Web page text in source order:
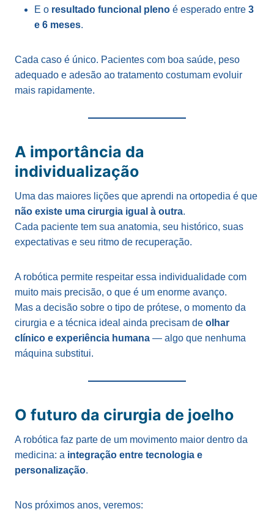
E o resultado funcional pleno é esperado entre 3
e 6 meses.
Cada caso é único. Pacientes com boa saúde, peso
adequado e adesão ao tratamento costumam evoluir
mais rapidamente.
A importância da
individualização
Uma das maiores lições que aprendi na ortopedia é que
não existe uma cirurgia igual à outra.
Cada paciente tem sua anatomia, seu histórico, suas
expectativas e seu ritmo de recuperação.
A robótica permite respeitar essa individualidade com
muito mais precisão, o que é um enorme avanço.
Mas a decisão sobre o tipo de prótese, o momento da
cirurgia e a técnica ideal ainda precisam de olhar
clínico e experiência humana — algo que nenhuma
máquina substitui.
O futuro da cirurgia de joelho
A robótica faz parte de um movimento maior dentro da
medicina: a integração entre tecnologia e
personalização.
Nos próximos anos, veremos: